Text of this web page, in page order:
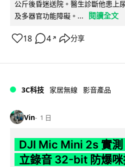
公斤後昏迷送院。醫生診斷他患上
及多器官功能障礙。...
閱讀全文
18 4 ↗ 分享
3C科技 家居無線 影音產品
Vin 1 日
DJI Mic Mini 2s 實
立錄音 32-bit 防爆咪